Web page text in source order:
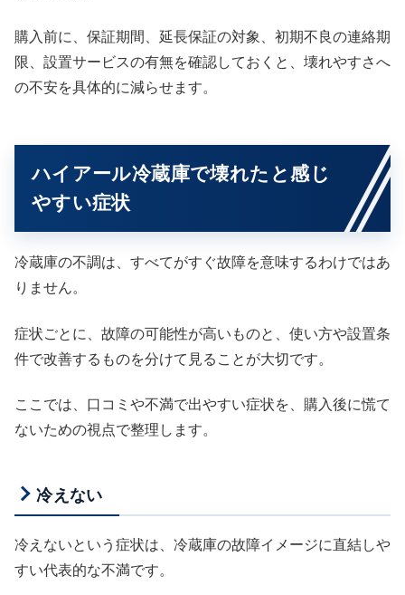
購入前に、保証期間、延長保証の対象、初期不良の連絡期
限、設置サービスの有無を確認しておくと、壊れやすさへ
の不安を具体的に減らせます。
ハイアール冷蔵庫で壊れたと感じ
やすい症状
冷蔵庫の不調は、すべてがすぐ故障を意味するわけではあ
りません。
症状ごとに、故障の可能性が高いものと、使い方や設置条
件で改善するものを分けて見ることが大切です。
ここでは、口コミや不満で出やすい症状を、購入後に慌て
ないための視点で整理します。
冷えない
冷えないという症状は、冷蔵庫の故障イメージに直結しや
すい代表的な不満です。